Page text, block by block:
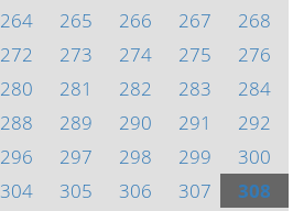
264 265 266 267
268
272 273 274 275
276
280 281 282 283
284
288 289 290 291
292
296 297 298 299
300
304 305 306 307
308